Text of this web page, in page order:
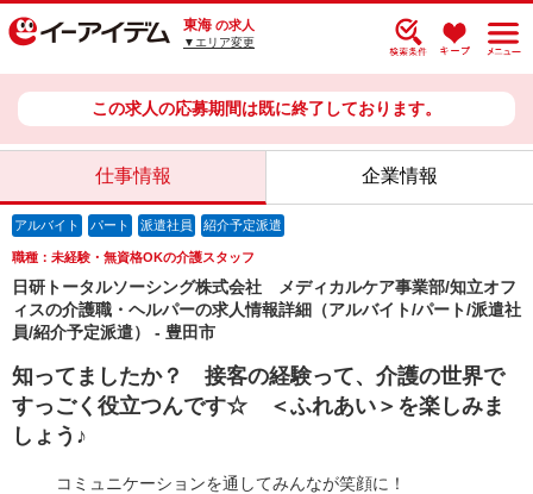
東海 の求人
▼エリア変更
この求人の応募期間は既に終了しております。
仕事情報 企業情報
アルバイト パート 派遣社員 紹介予定派遣
職種：未経験・無資格OKの介護スタッフ
日研トータルソーシング株式会社 メディカルケア事業部/知立オフ
ィスの介護職・ヘルパーの求人情報詳細（アルバイト/パート/派遣社
員/紹介予定派遣） - 豊田市
知ってましたか？ 接客の経験って、介護の世界で
すっごく役立つんです☆ ＜ふれあい＞を楽しみま
しょう♪
コミュニケーションを通してみんなが笑顔に！